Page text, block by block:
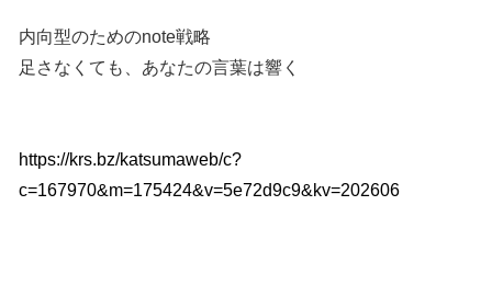
内向型のためのnote戦略
足さなくても、あなたの言葉は響く
https://krs.bz/katsumaweb/c?
c=167970&m=175424&v=5e72d9c9&kv=202606